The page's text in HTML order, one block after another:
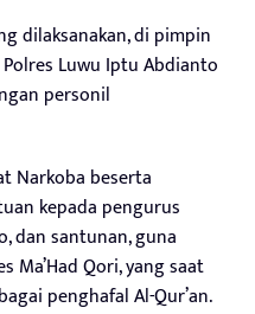
dilaksanakan, di pimpin
Luwu Iptu Abdianto
personil
Narkoba beserta
kepada pengurus
dan santunan, guna
Ma’Had Qori, yang saat
penghafal Al-Qur’an.